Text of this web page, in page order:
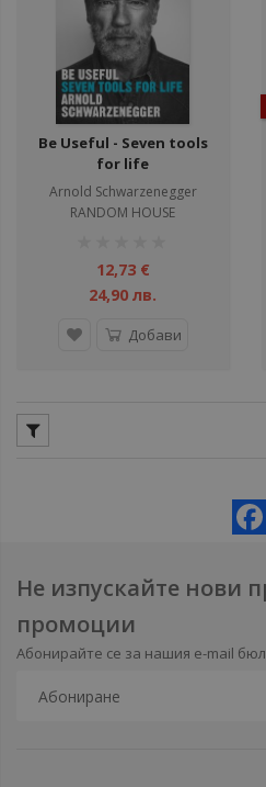
Be Useful - Seven tools
for life
Arnold Schwarzenegger
RANDOM HOUSE
12,73 €
24,90 лв.
Добави
Не изпускайте нови
промоции
Абонирайте се за нашия e-mail